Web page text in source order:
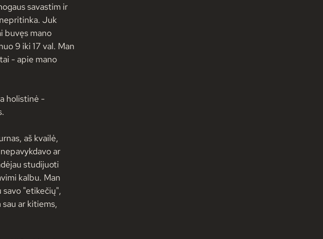
savastim ir
Juk
buvęs mano
9 iki 17 val. Man
- apie mano
holistinė -
aš kvailė,
ar
studijuoti
kalbu. Man
"etikečių",
ar kitiems,